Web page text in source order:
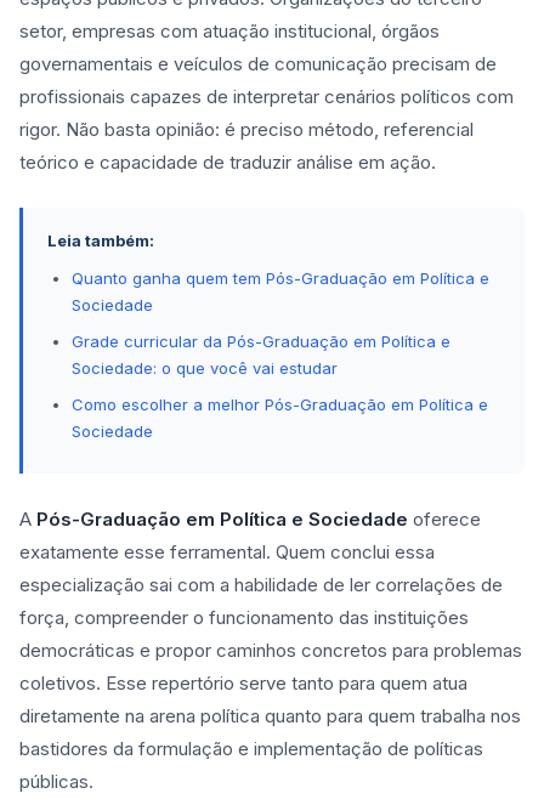
setor, empresas com atuação institucional, órgãos
governamentais e veículos de comunicação precisam de
profissionais capazes de interpretar cenários políticos com
rigor. Não basta opinião: é preciso método, referencial
teórico e capacidade de traduzir análise em ação.
Leia também:
Quanto ganha quem tem Pós-Graduação em Política e
Sociedade
Grade curricular da Pós-Graduação em Política e
Sociedade: o que você vai estudar
Como escolher a melhor Pós-Graduação em Política e
Sociedade
A Pós-Graduação em Política e Sociedade oferece
exatamente esse ferramental. Quem conclui essa
especialização sai com a habilidade de ler correlações de
força, compreender o funcionamento das instituições
democráticas e propor caminhos concretos para problemas
coletivos. Esse repertório serve tanto para quem atua
diretamente na arena política quanto para quem trabalha nos
bastidores da formulação e implementação de políticas
públicas.